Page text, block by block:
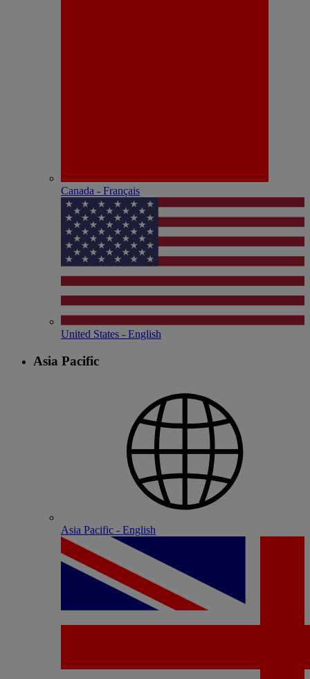
Canada - Français
United States - English
Asia Pacific
Asia Pacific - English